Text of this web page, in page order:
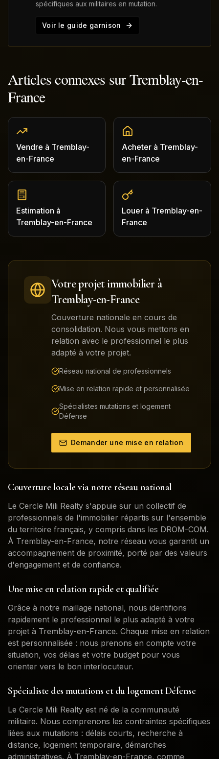
spécifiques aux militaires en mutation.
Voir le guide garnison
Articles connexes surTremblay-en-
France
Vendre à Tremblay-
en-France
Acheter à Tremblay-
en-France
Estimation à
Tremblay-en-France
Louer à Tremblay-en-
France
Votre projet immobilier à
Tremblay-en-France
Couverture nationale en cours de
consolidation. Nous vous mettons en
relation avec le professionnel le plus
adapté à votre projet.
Réseau national de professionnels
Mise en relation rapide et personnalisée
Spécialistes mutations et logement
Défense
Demander une mise en relation
Couverture locale via notre réseau national
Le Cercle Mili Realty s'appuie sur un collectif de
professionnels de l'immobilier répartis sur l'ensemble
du territoire français, y compris dans les DROM-COM.
À Tremblay-en-France, notre réseau vous garantit un
accompagnement de proximité, porté par des valeurs
d'engagement et de confiance.
Une mise en relation rapide et qualifiée
Grâce à notre maillage national, nous identifions
rapidement le professionnel le plus adapté à votre
projet à Tremblay-en-France. Chaque mise en relation
est personnalisée : nous prenons en compte votre
situation, vos délais et votre budget pour vous
orienter vers le bon interlocuteur.
Spécialiste des mutations et du logement Défense
Le Cercle Mili Realty est né de la communauté
militaire. Nous comprenons les contraintes spécifiques
liées aux mutations : délais courts, recherche à
distance, logement temporaire, démarches
administratives. À Tremblay-en-France, comme